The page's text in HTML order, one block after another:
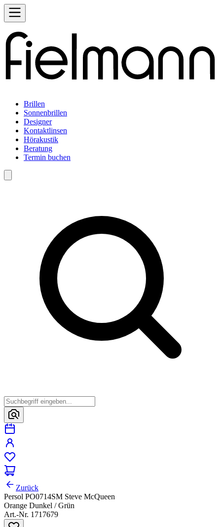
Brillen
Sonnenbrillen
Designer
Kontaktlinsen
Hörakustik
Beratung
Termin buchen
Zurück
Persol PO0714SM Steve McQueen
Orange Dunkel / Grün
Art.-Nr. 1717679